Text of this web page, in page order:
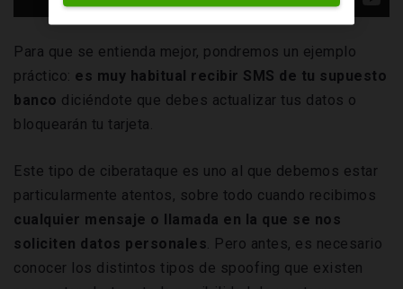
Para que se entienda mejor, pondremos un ejemplo
práctico: es muy habitual recibir SMS de tu supuesto
banco diciéndote que debes actualizar tus datos o
bloquearán tu tarjeta.
Este tipo de ciberataque es uno al que debemos estar
particularmente atentos, sobre todo cuando recibimos
cualquier mensaje o llamada en la que se nos
soliciten datos personales. Pero antes, es necesario
conocer los distintos tipos de spoofing que existen